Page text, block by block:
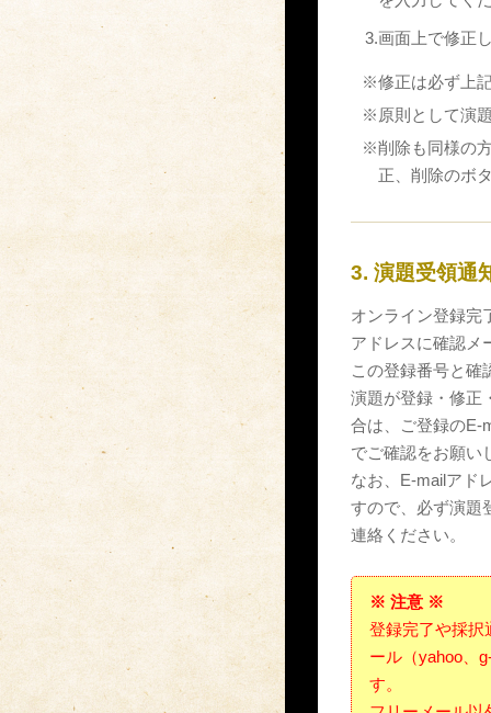
3.画面上で修正
※修正は必ず上
※ 原則として演
※削除も同様の
正、削除のボ
3. 演題受領通
オンライン登録完
アドレスに確認メ
この登録番号と確
演題が登録・修正
合は、ご登録のE-
でご確認をお願い
なお、E-mailアド
すので、必ず演題
連絡ください。
※ 注意 ※
登録完了や採択
ール（yahoo、
す。